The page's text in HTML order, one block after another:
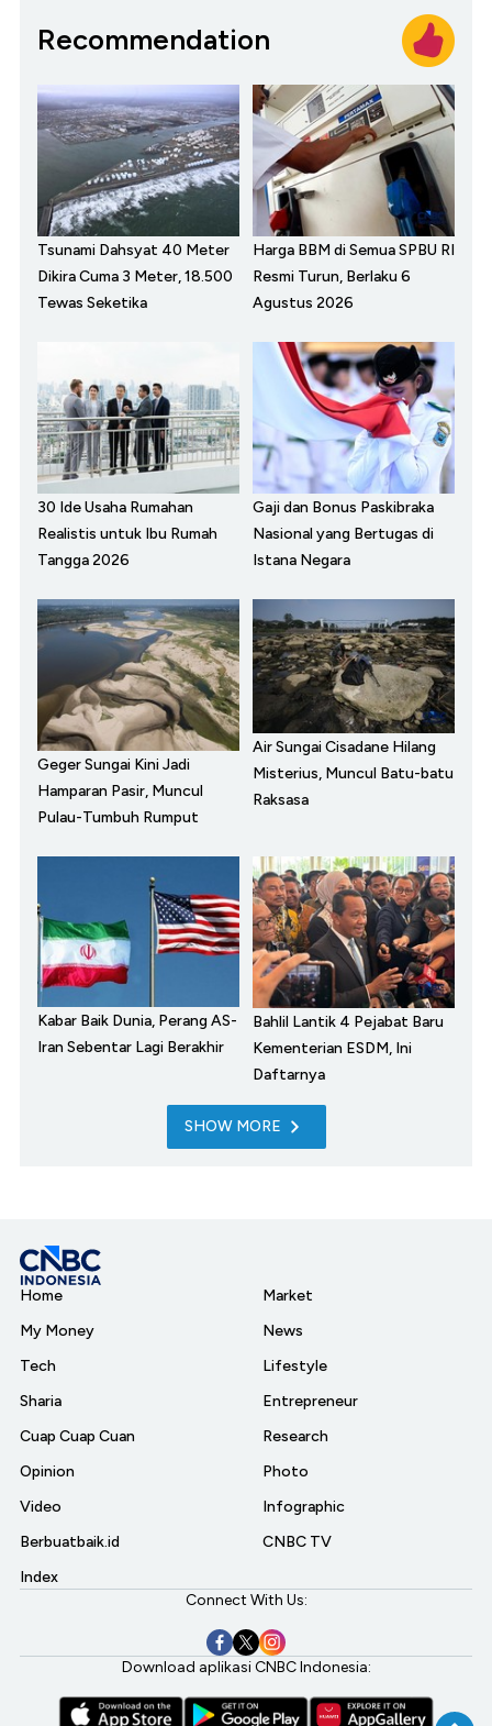
Recommendation
Tsunami Dahsyat 40 Meter
Dikira Cuma 3 Meter, 18.500
Tewas Seketika
Harga BBM di Semua SPBU RI
Resmi Turun, Berlaku 6
Agustus 2026
30 Ide Usaha Rumahan
Realistis untuk Ibu Rumah
Tangga 2026
Gaji dan Bonus Paskibraka
Nasional yang Bertugas di
Istana Negara
Geger Sungai Kini Jadi
Hamparan Pasir, Muncul
Pulau-Tumbuh Rumput
Air Sungai Cisadane Hilang
Misterius, Muncul Batu-batu
Raksasa
Kabar Baik Dunia, Perang AS-
Iran Sebentar Lagi Berakhir
Bahlil Lantik 4 Pejabat Baru
Kementerian ESDM, Ini
Daftarnya
SHOW MORE
Home
My Money
Tech
Sharia
Cuap Cuap Cuan
Opinion
Video
Berbuatbaik.id
Index
Market
News
Lifestyle
Entrepreneur
Research
Photo
Infographic
CNBC TV
Connect With Us:
Download aplikasi CNBC Indonesia: